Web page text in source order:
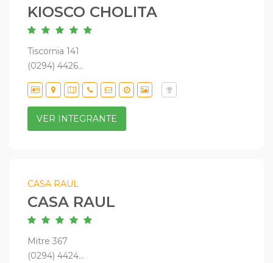
KIOSCO CHOLITA
Tiscornia 141
(0294) 4426...
VER INTEGRANTE
CASA RAUL
CASA RAUL
Mitre 367
(0294) 4424...